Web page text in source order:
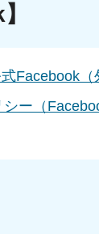
Facebook（
ー（